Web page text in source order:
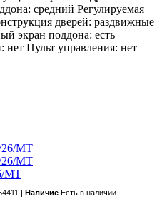
средний Регулируемая
дверей: раздвижные
экран поддона: есть
Пульт управления: нет
MT
| Наличие Есть в наличии